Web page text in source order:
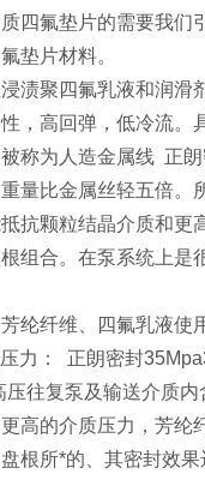
四氟垫片的需要我们
垫片材料。
渍聚四氟乳液和润滑
，高回弹，低冷流。
称为人造金属线 正
量比金属丝轻五倍。
抗颗粒结晶介质和更
组合。在泵系统上是
纶纤维、四氟乳液使
力： 正朗密封
压往复泵及输送介质
高的介质压力，芳纶
根所*的、其密封效